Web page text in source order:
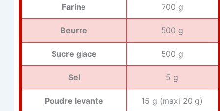
Farine 700 g
Beurre 500 g
Sucre glace 500 g
Sel 5 g
Poudre levante 15 g (maxi 20 g)